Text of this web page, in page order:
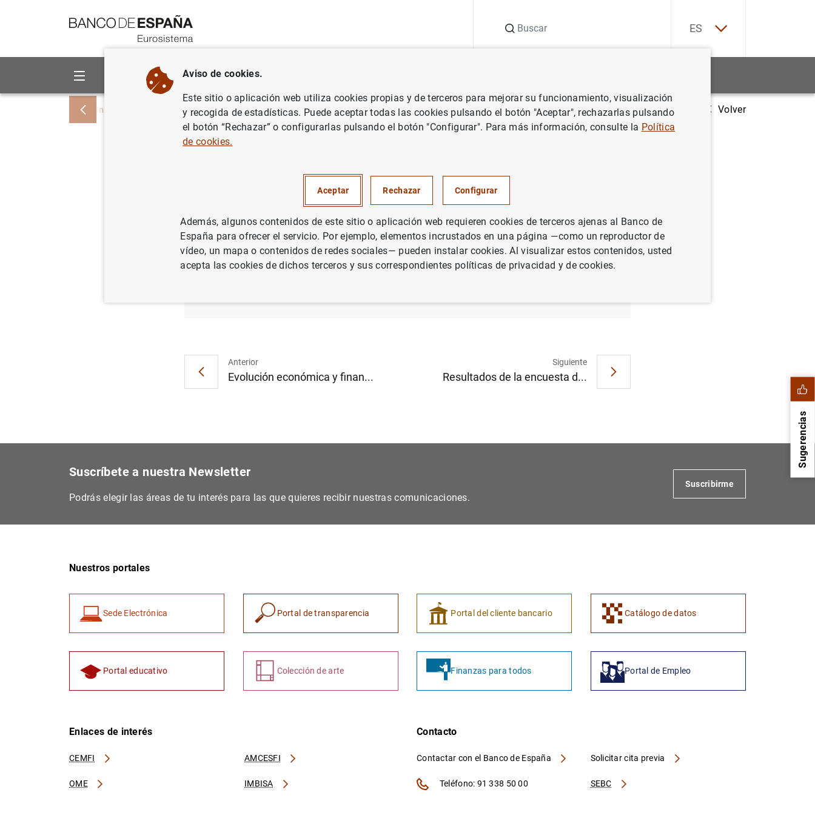
ES
Sobre el Banco Áreas de actuación
Inicio Noticias y eventos Noticias del Banco Central Europeo Notas de prensa del Banco Central Europeo Estado financiero consolidado del Eurosistema a 24 de abril de 2026
Volver
24 de abril de 2026
28/04/2026
Anterior
Evolución económica y finan...
Siguiente
Resultados de la encuesta d...
Sugerencias
Suscríbete a nuestra Newsletter
Podrás elegir las áreas de tu interés para las que quieres recibir nuestras comunicaciones.
Suscribirme
Nuestros portales
Sede Electrónica Portal de transparencia Portal del cliente bancario Catálogo de datos
Portal educativo Colección de arte Finanzas para todos Portal de Empleo
Enlaces de interés
CEMFI AMCESFI
OME IMBISA
Contacto
Contactar con el Banco de España
SEBC
Solicitar cita previa
Teléfono: 91 338 50 00
Aviso de cookies.
Este sitio o aplicación web utiliza cookies propias y de terceros para mejorar su funcionamiento, visualización
y recogida de estadísticas. Puede aceptar todas las cookies pulsando el botón "Aceptar", rechazarlas pulsando
el botón “Rechazar” o configurarlas pulsando el botón "Configurar". Para más información, consulte la Política
de cookies.
Aceptar Rechazar Configurar
Además, algunos contenidos de este sitio o aplicación web requieren cookies de terceros ajenas al Banco de
España para ofrecer el servicio. Por ejemplo, elementos incrustados en una página —como un reproductor de
vídeo, un mapa o contenidos de redes sociales— pueden instalar cookies. Al visualizar estos contenidos, usted
acepta las cookies de dichos terceros y sus correspondientes políticas de privacidad y de cookies.